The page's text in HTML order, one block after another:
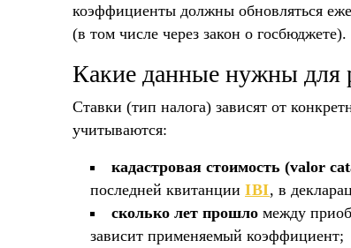
коэффициенты должны обновляться
(в том числе через закон о госбюджете).
Какие данные нужны для
Ставки (тип налога) зависят от
учитываются:
кадастровая стоимость (valor
последней квитанции IBI, в
сколько лет прошло между
зависит применяемый коэффициент;